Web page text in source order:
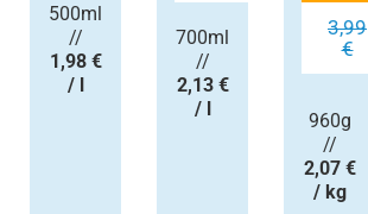
500ml
//
1,98 €
/ l
700ml
//
2,13 €
/ l
3,99
€
960g
//
2,07 €
/ kg